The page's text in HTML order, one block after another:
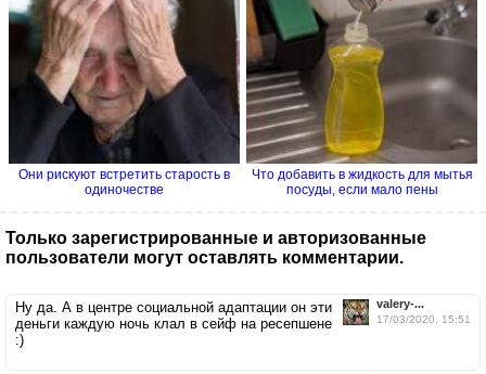
Они рискуют встретить старость в
одиночестве
Что добавить в жидкость для мытья
посуды, если мало пены
Только зарегистрированные и авторизованные
пользователи могут оставлять комментарии.
valery-...
17/03/2020, 15:51
Ну да. А в центре социальной адаптации он эти
деньги каждую ночь клал в сейф на ресепшене
:)